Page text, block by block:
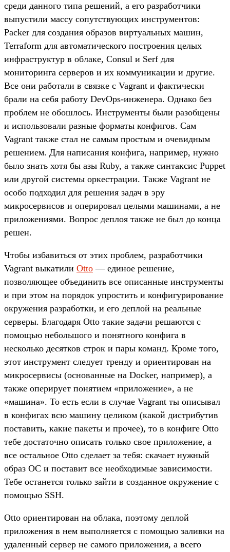
среди данного типа решений, а его разработчики
выпустили массу сопутствующих инструментов:
Packer для создания образов виртуальных машин,
Terraform для автоматического построения целых
инфраструктур в облаке, Сonsul и Serf для
мониторинга серверов и их коммуникации и другие.
Все они работали в связке с Vagrant и фактически
брали на себя работу DevOps-инженера. Однако без
проблем не обошлось. Инструменты были разобщены
и использовали разные форматы конфигов. Сам
Vagrant также стал не самым простым и очевидным
решением. Для написания конфига, например, нужно
было знать хотя бы азы Ruby, а также синтаксис Puppet
или другой системы оркестрации. Также Vagrant не
особо подходил для решения задач в эру
микросервисов и оперировал целыми машинами, а не
приложениями. Вопрос деплоя также не был до конца
решен.
Чтобы избавиться от этих проблем, разработчики
Vagrant выкатили Otto — единое решение,
позволяющее объединить все описанные инструменты
и при этом на порядок упростить и конфигурирование
окружения разработки, и его деплой на реальные
серверы. Благодаря Otto такие задачи решаются с
помощью небольшого и понятного конфига в
несколько десятков строк и пары команд. Кроме того,
этот инструмент следует тренду и ориентирован на
микросервисы (основанные на Docker, например), а
также оперирует понятием «приложение», а не
«машина». То есть если в случае Vagrant ты описывал
в конфигах всю машину целиком (какой дистрибутив
поставить, какие пакеты и прочее), то в конфиге Otto
тебе достаточно описать только свое приложение, а
все остальное Otto сделает за тебя: скачает нужный
образ ОС и поставит все необходимые зависимости.
Тебе останется только зайти в созданное окружение с
помощью SSH.
Otto ориентирован на облака, поэтому деплой
приложения в нем выполняется с помощью заливки на
удаленный сервер не самого приложения, а всего